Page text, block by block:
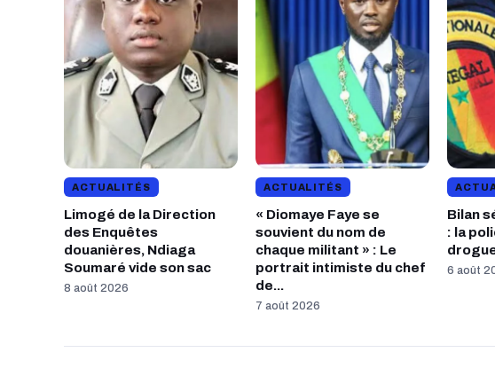
ACTUALITÉS
Limogé de la Direction
des Enquêtes
douanières, Ndiaga
Soumaré vide son sac
8 août 2026
ACTUALITÉS
« Diomaye Faye se
souvient du nom de
chaque militant » : Le
portrait intimiste du chef
de...
7 août 2026
Bilan
: la
6 août